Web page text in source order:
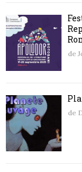
de
de